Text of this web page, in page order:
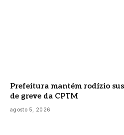
Prefeitura mantém rodízio
de greve da CPTM
agosto 5, 2026